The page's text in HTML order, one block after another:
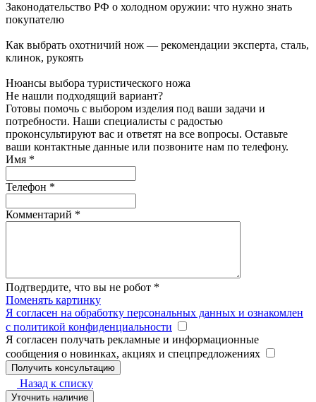
Законодательство РФ о холодном оружии: что нужно знать
покупателю
Как выбрать охотничий нож — рекомендации эксперта, сталь,
клинок, рукоять
Нюансы выбора туристического ножа
Не нашли подходящий вариант?
Готовы помочь с выбором изделия под ваши задачи и
потребности. Наши специалисты с радостью
проконсультируют вас и ответят на все вопросы. Оставьте
ваши контактные данные или позвоните нам по телефону.
Имя *
Телефон *
Комментарий *
Подтвердите, что вы не робот *
Поменять картинку
Я согласен на обработку персональных данных и ознакомлен
с политикой конфиденциальности
Я согласен получать рекламные и информационные
сообщения о новинках, акциях и спецпредложениях
Назад к списку
Уточнить наличие